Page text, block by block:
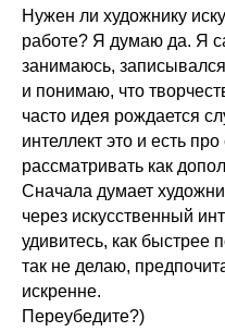
Нужен ли художнику
работе? Я думаю да. Я
занимаюсь,
и понимаю, что
часто идея рождается
интеллект это и есть
рассматривать как
Сначала думает
через искусственный
удивитесь, как быстрее
так не делаю,
искренне.
Переубедите?)